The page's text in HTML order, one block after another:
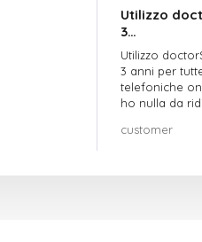
Utilizzo
3…
Utilizzo
3 anni per
telefoniche
ho nulla da
customer